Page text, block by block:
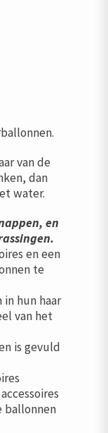
van de
dan
water.
en
en een
te
hun haar
van het
is gevuld
ballonnen